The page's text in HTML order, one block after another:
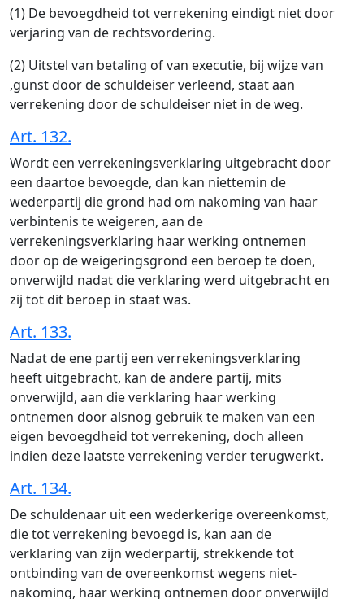
(1) De bevoegdheid tot verrekening eindigt niet door
verjaring van de rechtsvordering.
(2) Uitstel van betaling of van executie, bij wijze van
,gunst door de schuldeiser verleend, staat aan
verrekening door de schuldeiser niet in de weg.
Art. 132.
Wordt een verrekeningsverklaring uitgebracht door
een daartoe bevoegde, dan kan niettemin de
wederpartij die grond had om nakoming van haar
verbintenis te weigeren, aan de
verrekeningsverklaring haar werking ontnemen
door op de weigeringsgrond een beroep te doen,
onverwijld nadat die verklaring werd uitgebracht en
zij tot dit beroep in staat was.
Art. 133.
Nadat de ene partij een verrekeningsverklaring
heeft uitgebracht, kan de andere partij, mits
onverwijld, aan die verklaring haar werking
ontnemen door alsnog gebruik te maken van een
eigen bevoegdheid tot verrekening, doch alleen
indien deze laatste verrekening verder terugwerkt.
Art. 134.
De schuldenaar uit een wederkerige overeenkomst,
die tot verrekening bevoegd is, kan aan de
verklaring van zijn wederpartij, strekkende tot
ontbinding van de overeenkomst wegens niet-
nakoming, haar werking ontnemen door onverwijld